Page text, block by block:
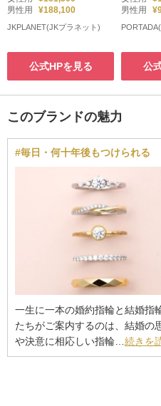
男性用
¥188,100
JKPLANET(JKプラネット)
公式HPを見る
男性用
公
このブランドの魅力
#毎日・何十年後もつけられる
一生に一本の婚約指輪と結婚指
たちがご案内するのは、結婚の
や決意に相応しい指輪… 続きを